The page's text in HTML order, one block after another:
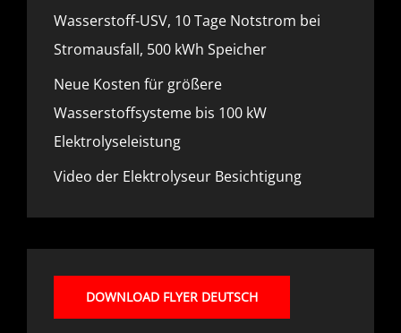
Wasserstoff-USV, 10 Tage Notstrom bei
Stromausfall, 500 kWh Speicher
Neue Kosten für größere
Wasserstoffsysteme bis 100 kW
Elektrolyseleistung
Video der Elektrolyseur Besichtigung
DOWNLOAD FLYER DEUTSCH